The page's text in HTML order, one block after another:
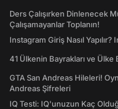
Ders Çalışırken Dinlenecek
Çalışamayanlar Toplanın!
Instagram Giriş Nasıl
41 Ülkenin Bayrakları ve Ülke
GTA San Andreas Hileleri!
Andreas Şifreleri
IQ Testi: IQ'unuzun Kaç